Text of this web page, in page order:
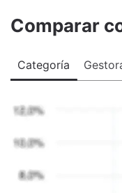
Comparar
Categoría